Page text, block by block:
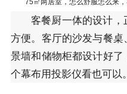
75㎡两居室，怎么舒服怎么来
客餐厨一体的设计
方便。客厅的沙发与餐
景墙和储物柜都设计好
个幕布用投影仪看也可以。